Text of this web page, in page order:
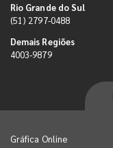
Rio Grande do Sul
(51) 2797-0488
Demais Regiões
4003-9879
Gráfica Online